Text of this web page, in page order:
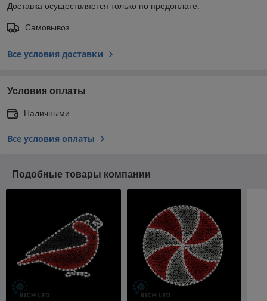
Доставка осуществляется только по предоплате.
Самовывоз
Все условия доставки
Условия оплаты
Наличными
Все условия оплаты
Подобные товары компании